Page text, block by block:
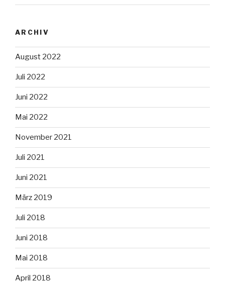
ARCHIV
August 2022
Juli 2022
Juni 2022
Mai 2022
November 2021
Juli 2021
Juni 2021
März 2019
Juli 2018
Juni 2018
Mai 2018
April 2018